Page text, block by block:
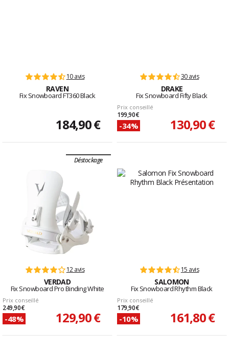
10 avis
RAVEN
Fix Snowboard FT360 Black
184,90 €
30 avis
DRAKE
Fix Snowboard Fifty Black
Prix conseillé
199,90 €
-34% 130,90 €
Déstockage
12 avis
VERDAD
Fix Snowboard Pro Binding White
Prix conseillé
249,90 €
-48% 129,90 €
15 avis
SALOMON
Fix Snowboard Rhythm Black
Prix conseillé
179,90 €
-10% 161,80 €